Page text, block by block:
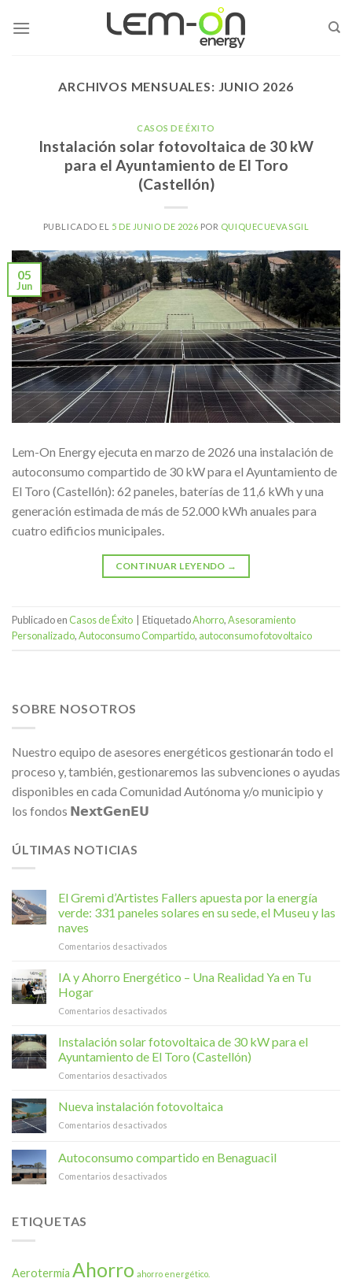
ARCHIVOS MENSUALES: JUNIO 2026
CASOS DE ÉXITO
Instalación solar fotovoltaica de 30 kW
para el Ayuntamiento de El Toro
(Castellón)
PUBLICADO EL 5 DE JUNIO DE 2026 POR QUIQUECUEVASGIL
05
Jun
Lem-On Energy ejecuta en marzo de 2026 una instalación de
autoconsumo compartido de 30 kW para el Ayuntamiento de
El Toro (Castellón): 62 paneles, baterías de 11,6 kWh y una
generación estimada de más de 52.000 kWh anuales para
cuatro edificios municipales.
CONTINUAR LEYENDO →
Publicado enCasos de Éxito EtiquetadoAhorro,Asesoramiento
Personalizado,Autoconsumo Compartido, autoconsumo fotovoltaico
SOBRE NOSOTROS
Nuestro equipo de asesores energéticos gestionarán todo el
proceso y, también, gestionaremos las subvenciones o ayudas
disponibles en cada Comunidad Autónoma y/o municipio y
los fondos 𝗡𝗲𝘅𝘁𝗚𝗲𝗻𝗘𝗨
ÚLTIMAS NOTICIAS
El Gremi d’Artistes Fallers apuesta por la energía
verde: 331 paneles solares en su sede, el Museu y las
naves
Comentarios desactivados
Gremi
la
energía
solares
el
IA y Ahorro Energético – Una Realidad Ya en Tu
Hogar
Comentarios desactivados
Ahorro
Energético
Realidad
Hogar
Instalación solar fotovoltaica de 30 kW para el
Ayuntamiento de El Toro (Castellón)
Comentarios desactivados
solar
kW
Nueva instalación fotovoltaica
Comentarios desactivados
fotovoltaica
Autoconsumo compartido en Benaguacil
Comentarios desactivados
ETIQUETAS
Aerotermia Ahorro ahorro energético.